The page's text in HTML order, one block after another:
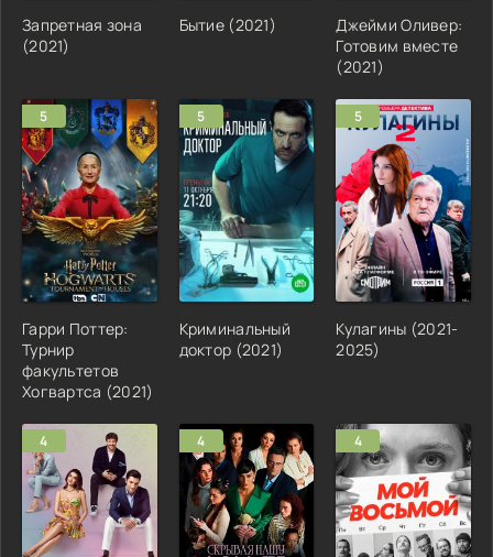
Запретная зона
(2021)
Бытие (2021)
Джейми Оливер:
Готовим вместе
(2021)
5
Гарри Поттер:
Турнир
факультетов
Хогвартса (2021)
5
Криминальный
доктор (2021)
5
Кулагины (2021-
2025)
4 4 4